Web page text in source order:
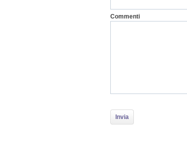
Commenti